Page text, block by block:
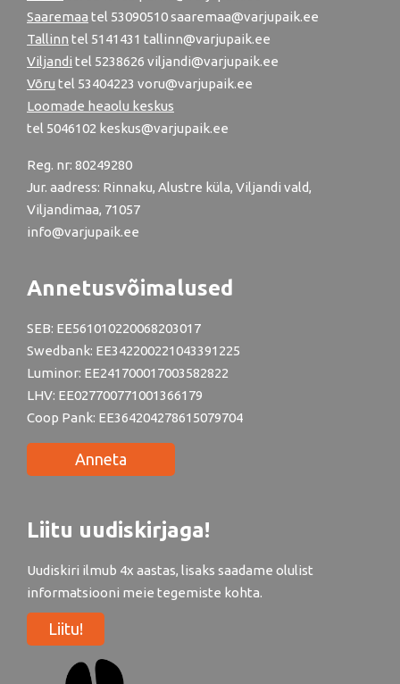
Saaremaa tel 53090510 saaremaa@varjupaik.ee
Tallinn tel 5141431 tallinn@varjupaik.ee
Viljandi tel 5238626 viljandi@varjupaik.ee
Võru tel 53404223 voru@varjupaik.ee
Loomade heaolu keskus
tel 5046102 keskus@varjupaik.ee
Reg. nr: 80249280
Jur. aadress: Rinnaku, Alustre küla, Viljandi vald,
Viljandimaa, 71057
info@varjupaik.ee
Annetusvõimalused
SEB: EE561010220068203017
Swedbank: EE342200221043391225
Luminor: EE241700017003582822
LHV: EE027700771001366179
Coop Pank: EE364204278615079704
Anneta
Liitu uudiskirjaga!
Uudiskiri ilmub 4x aastas, lisaks saadame olulist
informatsiooni meie tegemiste kohta.
Liitu!